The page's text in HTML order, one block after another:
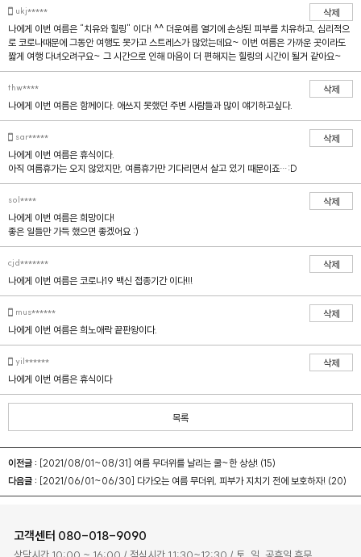
ukj*****
삭제
나에게 이번 여름은 “치유와 힐링" 이다! ^^ 더운여름 열기에 손상된 피부를 치유하고, 심리적으
로 코로나때문에 그동안 여행도 못가고 스트레스가 많았는데요~ 이번 여름은 가까운 곳이라도
짧게 여행 다녀오려구요~ 그 시간으로 인해 마음이 더 편해지는 힐링의 시간이 될거 같아요~
thw****
삭제
나에게 이번 여름은 함께이다. 애쓰지 못했던 주변 사람들과 많이 얘기하고싶다.
sar*****
삭제
나에게 이번 여름은 휴식이다.
아직 여름휴가는 오지 않았지만, 여름휴가만 기다리면서 살고 있기 때문이죠…:D
sol****
삭제
나에게 이번 여름은 희망이다!
좋은 일들만 가득 했으면 좋겠어요 :)
cjd*******
삭제
나에게 이번 여름은 코로나19 백신 접종기간 이다!!!
mus******
삭제
나에게 이번 여름은 희노애락 끝판왕이다.
yil******
삭제
나에게 이번 여름은 휴식이다
목록
이전글 : [2021/08/01~08/31] 여름 무더위를 날리는 쿨~한 상상! (15)
다음글 : [2021/06/01~06/30] 다가오는 여름 무더위, 피부가 지치기 전에 보호하자! (20)
고객센터 080-018-9090